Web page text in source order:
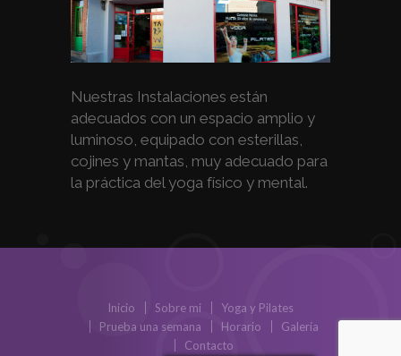
Nuestras Instalaciones están
adecuados con un espacio amplio y
luminoso, equipado con esterillas,
cojines y mantas, muy adecuado para
la práctica del yoga físico y mental.
Inicio Sobre mi
Yoga y Pilates
Prueba una semana
Horario
Galería
Contacto